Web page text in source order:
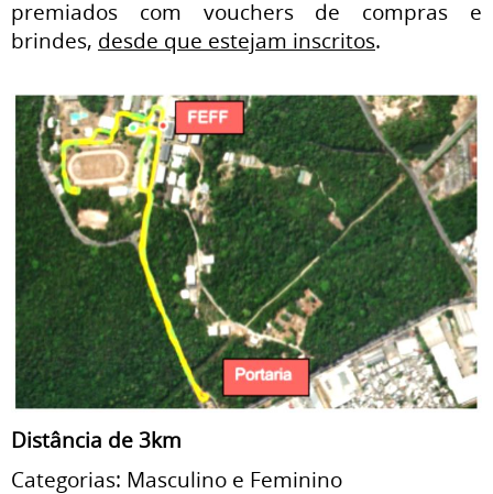
premiados com vouchers de compras e
brindes, desde que estejam inscritos.
Distância de 3km
Categorias: Masculino e Feminino